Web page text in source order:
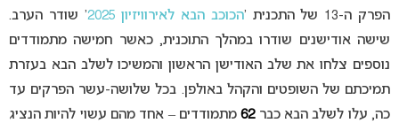
הפרק ה-13 של התכנית ‘ הכוכב הבא לאירוויזיון 2025
‘ שודר הערב.
שישה אודישנים שודרו במהלך התוכנית, כאשר חמישה מתמודדים
נוספים צלחו את שלב האודישן הראשון והמשיכו לשלב הבא בעזרת
תמיכתם של השופטים והקהל באולפן. בכל שלושה-עשר הפרקים עד
כה, עלו לשלב הבא כבר 62 מתמודדים – אחד מהם עשוי להיות הנציג